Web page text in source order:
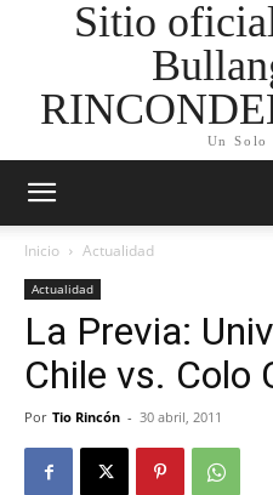
Sitio
Un Solo
Inicio Actualidad
Actualidad
La Previa:
Chile vs. Colo
Por Tio Rincón - 30 abril, 2011